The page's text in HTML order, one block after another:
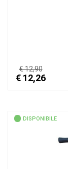
€ 12,90
€ 12,26
DISPONIBILE